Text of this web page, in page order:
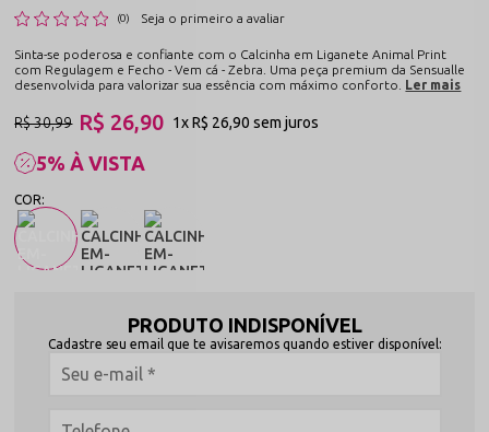
(0) Seja o primeiro a avaliar
Sinta-se poderosa e confiante com o Calcinha em Liganete Animal Print
com Regulagem e Fecho - Vem cá - Zebra. Uma peça premium da Sensualle
desenvolvida para valorizar sua essência com máximo conforto.
Ler mais
5% À VISTA
R$ 30,99 R$ 26,90 1xR$ 26,90sem juros
PRODUTO INDISPONÍVEL
Cadastre seu email que te avisaremos quando estiver disponível: